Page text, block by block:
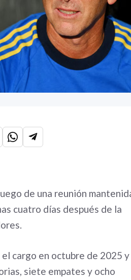
de una reunión
cuatro días después de la
cargo en octubre de 2025 y
siete empates y ocho